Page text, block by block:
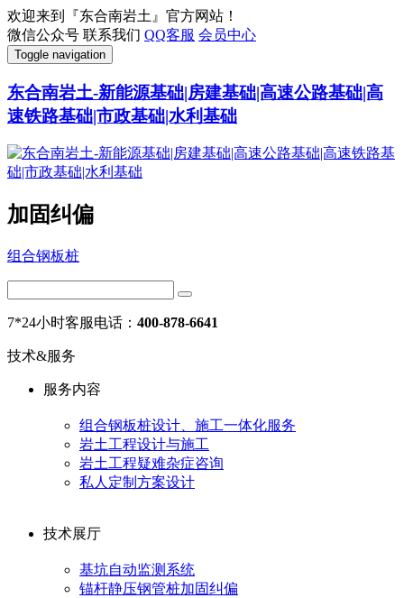
欢迎来到『东合南岩土』官方网站！
微信公众号 联系我们 QQ客服 会员中心
Toggle navigation
东合南岩土-新能源基础|房建基础|高速公路基础|高
速铁路基础|市政基础|水利基础
加固纠偏
组合钢板桩
7*24小时客服电话： 400-878-6641
技术&服务
服务内容
组合钢板桩设计、施工一体化服务
岩土工程设计与施工
岩土工程疑难杂症咨询
私人定制方案设计
技术展厅
基坑自动监测系统
锚杆静压钢管桩加固纠偏